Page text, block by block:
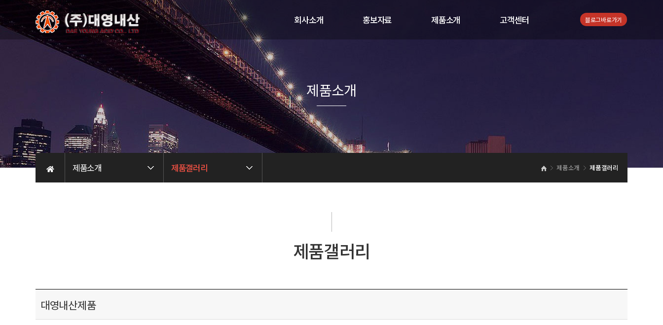
회사소개
회사전경
오시는 길
홍보자료 제품소개 고객센터 블로그바로가기
제품소개 제품갤러리 제품소개 제품갤러리
제품소개
제품갤러리
대영내산제품